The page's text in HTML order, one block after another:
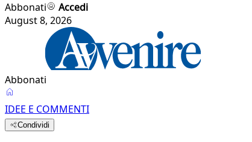
Abbonati
Accedi
August 8, 2026
Abbonati
IDEE E COMMENTI
Condividi